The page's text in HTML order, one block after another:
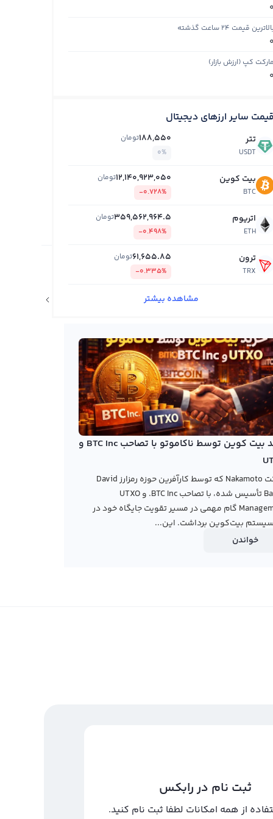
خرید بیت کوین توسط ناکاموتو با تصاحب BTC Inc و
شرکت Nakamoto که توسط کارآفرین حوزه رمزارز David
Bailey تأسیس شده، با تصاحب BTC Inc. و UTXO
Management گام مهمی در مسیر تقویت جایگاه خود در
بیت‌کوین برداشت. این...
خواندن
ثبت نام در رابکس
از همه امکانات لطفا ثبت نام کنید.
0
قیمت ۲۴ ساعت گذشته
0
مارکت کپ (ارزش بازار)
0
قیمت سایر ارزهای دیجیتال
تتر
USDT
188,550تومان
0%
بیت کوین
BTC
12,140,923,050تومان
-0.728%
اتریوم
ETH
359,562,964.5تومان
-0.498%
ترون
TRX
61,655.85تومان
-0.335%
مشاهده بیشتر